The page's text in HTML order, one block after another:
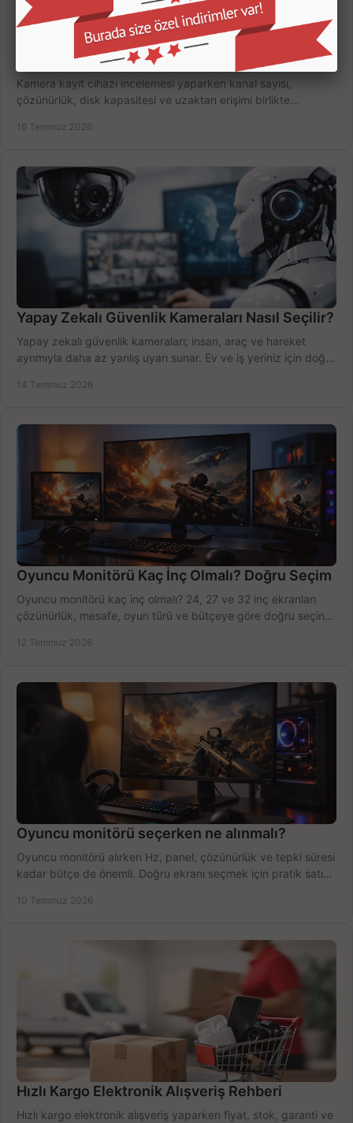
Kamera Kayıt Cihazı İncelemesi Nasıl Yapılır?
Kamera kayıt cihazı incelemesi yaparken kanal sayısı,
çözünürlük, disk kapasitesi ve uzaktan erişimi birlikte
16 Temmuz 2026
Yapay Zekalı Güvenlik Kameraları Nasıl Seçilir?
Yapay zekalı güvenlik kameraları; insan, araç ve hareket
ayrımıyla daha az yanlış uyarı sunar. Ev ve iş yeriniz için doğru
14 Temmuz 2026
Oyuncu Monitörü Kaç İnç Olmalı? Doğru Seçim
Oyuncu monitörü kaç inç olmalı? 24, 27 ve 32 inç ekranları
çözünürlük, mesafe, oyun türü ve bütçeye göre doğru seçin,
12 Temmuz 2026
Oyuncu monitörü seçerken ne alınmalı?
Oyuncu monitörü alırken Hz, panel, çözünürlük ve tepki süresi
kadar bütçe de önemli. Doğru ekranı seçmek için pratik satın
10 Temmuz 2026
Hızlı Kargo Elektronik Alışveriş Rehberi
Hızlı kargo elektronik alışveriş yaparken fiyat, stok, garanti ve